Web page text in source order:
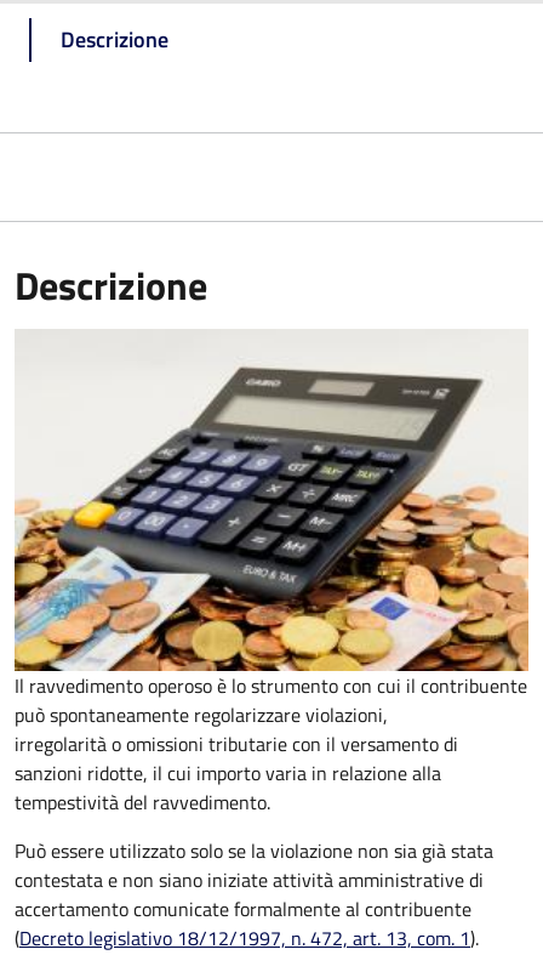
Descrizione
Descrizione
Il ravvedimento operoso è lo strumento con cui il contribuente
può spontaneamente regolarizzare violazioni,
irregolarità o omissioni tributarie con il versamento di
sanzioni ridotte, il cui importo varia in relazione alla
tempestività del ravvedimento.
Può essere utilizzato solo se la violazione non sia già stata
contestata e non siano iniziate attività amministrative di
accertamento comunicate formalmente al contribuente
(Decreto legislativo 18/12/1997, n. 472, art. 13, com. 1).